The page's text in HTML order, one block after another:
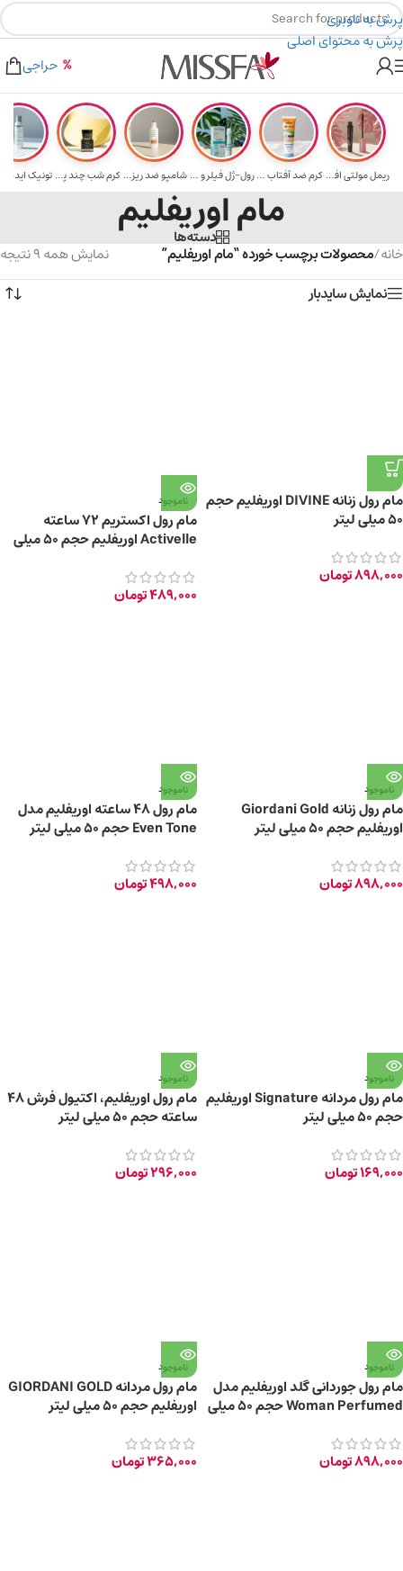
پرش به ناوبری
پرش به محتوای اصلی
۲٪ تخفیف روی سبد خرید برای روش کارت به کارت
هدیه برای خرید های بالای ۵ میلیون تومن
حراجی
ریمل مولتی افکت... کرم ضد آفتاب حا... رول-ژل فیلر و م... شامپو ضد ریزش و... کرم شب چند پپتی... تونیک ایده
مام اوریفلیم
دسته‌ها
خانه/محصولات برچسب خورده “مام اوریفلیم”
نمایش همه 9 نتیجه
نمایش سایدبار
مام رول زنانه DIVINE اوریفلیم حجم
50 میلی لیتر
898,000تومان
ناموجود
مام رول اکستریم 72 ساعته
Activelle اوریفلیم حجم ۵۰ میلی
489,000تومان
ناموجود
مام رول زنانه Giordani Gold
اوریفلیم حجم ۵۰ میلی لیتر
898,000تومان
ناموجود
مام رول 48 ساعته اوریفلیم مدل
Even Tone حجم ۵۰ میلی لیتر
498,000تومان
ناموجود
مام رول مردانه Signature اوریفلیم
حجم ۵۰ میلی لیتر
169,000تومان
ناموجود
مام رول اوریفلیم، اکتیول فرش 48
ساعته حجم ۵۰ میلی لیتر
296,000تومان
ناموجود
مام رول جوردانی گلد اوریفلیم مدل
Woman Perfumed حجم ۵۰ میلی
898,000تومان
ناموجود
مام رول مردانه GIORDANI GOLD
اوریفلیم حجم 50 میلی لیتر
365,000تومان